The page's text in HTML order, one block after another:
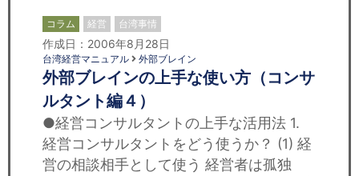
コラム 経営 台湾事情
作成日：2006年8月28日
台湾経営マニュアル 外部ブレイン
外部ブレインの上手な使い方（コンサ
ルタント編４）
●経営コンサルタントの上手な活用法 1.
経営コンサルタントをどう使うか？ (1) 経
営の相談相手として使う 経営者は孤独